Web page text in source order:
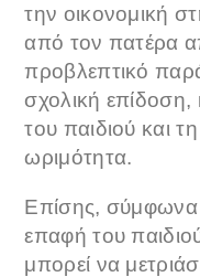
την οικονομική
από τον πατέρα
προβλεπτικό
σχολική
του παιδιού και
ωριμότητα.
Επίσης, σύμφωνα
επαφή του
μπορεί να